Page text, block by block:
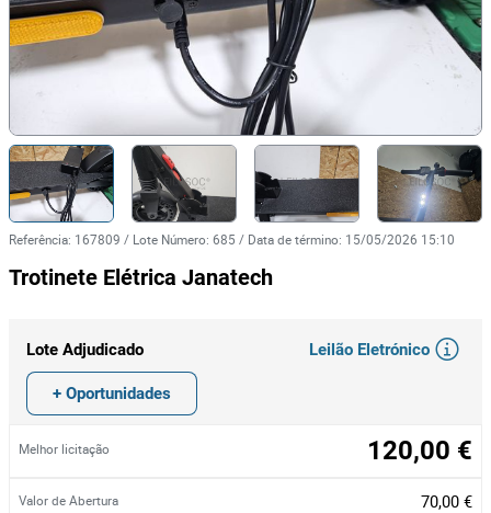
Referência: 167809 / Lote Número: 685 / Data de término: 15/05/2026 15:10
Trotinete Elétrica Janatech
Lote Adjudicado Leilão Eletrónico
+ Oportunidades
Melhor licitação 120,00 €
Valor de Abertura 70,00 €